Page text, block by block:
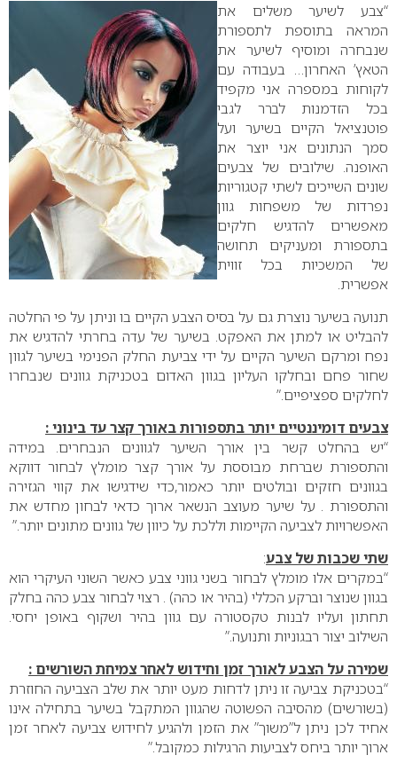
“צבע לשיער משלים את
המראה בתוספת לתספורת
שנבחרה ומוסיף לשיער את
הטאץ’ האחרון… בעבודה עם
לקוחות במספרה אני מקפיד
בכל הזדמנות לברר לגבי
פוטנציאל הקיים בשיער ועל
סמך הנתונים אני יוצר את
האופנה. שילובים של צבעים
שונים השייכים לשתי קטגוריות
נפרדות של משפחות גוון
מאפשרים להדגיש חלקים
בתספורת ומעניקים תחושה
של המשכיות בכל זווית
אפשרית.
תנועה בשיער נוצרת גם על בסיס הצבע הקיים בו וניתן על פי החלטה
להבליט או למתן את האפקט. בשיער של עדה בחרתי להדגיש את
נפח ומרקם השיער הקיים על ידי צביעת החלק הפנימי בשיער לגוון
שחור פחם ובחלקו העליון בגוון האדום בטכניקת גוונים שנבחרו
לחלקים ספציפיים.”
צבעים דומיננטיים יותר בתספורות באורך קצר עד בינוני :
“יש בהחלט קשר בין אורך השיער לגוונים הנבחרים. במידה
והתספורת שברחת מבוססת על אורך קצר מומלץ לבחור דווקא
בגוונים חזקים ובולטים יותר כאמור,כדי שידגישו את קווי הגזירה
והתספורת . על שיער מעוצב הנשאר ארוך כדאי לבחון מחדש את
האפשרויות לצביעה הקיימות וללכת על כיוון של גוונים מתונים יותר.”
שתי שכבות של צבע:
“במקרים אלו מומלץ לבחור בשני גווני צבע כאשר השוני העיקרי הוא
בגוון שנוצר וברקע הכללי (בהיר או כהה) . רצוי לבחור צבע כהה בחלק
תחתון ועליו לבנות טקסטורה עם גוון בהיר ושקוף באופן יחסי.
השילוב יצור רבגוניות ותנועה.”
שמירה על הצבע לאורך זמן וחידוש לאחר צמיחת השורשים :
“בטכניקת צביעה זו ניתן לדחות מעט יותר את שלב הצביעה החוזרת
(בשורשים) מהסיבה הפשוטה שהגוון המתקבל בשיער בתחילה אינו
אחיד לכן ניתן ל”משוך” את הזמן ולהגיע לחידוש צביעה לאחר זמן
ארוך יותר ביחס לצביעות הרגילות כמקובל.”